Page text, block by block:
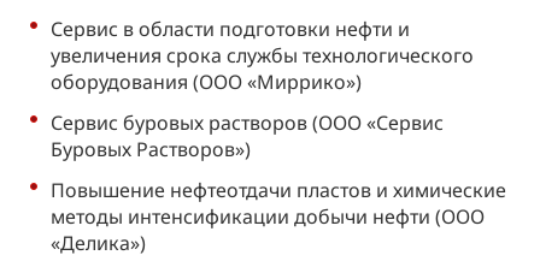
Сервис в области подготовки нефти и
увеличения срока службы технологического
оборудования (ООО «Миррико»)
Сервис буровых растворов (ООО «Сервис
Буровых Растворов»)
Повышение нефтеотдачи пластов и химические
методы интенсификации добычи нефти (ООО
«Делика»)